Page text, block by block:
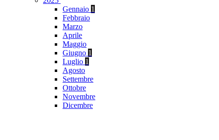
Gennaio 1
Febbraio
Marzo
Aprile
Maggio
Giugno 1
Luglio 1
Agosto
Settembre
Ottobre
Novembre
Dicembre